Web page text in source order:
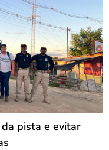
pista e evitar